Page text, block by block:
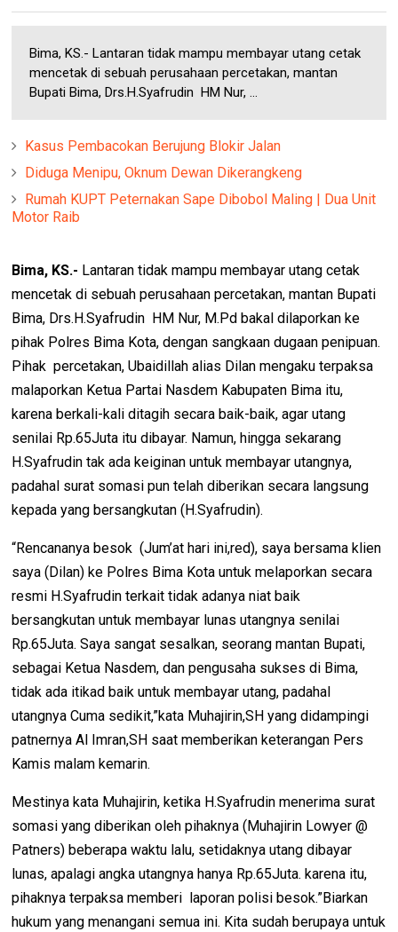
Bima, KS.- Lantaran tidak mampu membayar utang cetak
mencetak di sebuah perusahaan percetakan, mantan
Bupati Bima, Drs.H.Syafrudin HM Nur, ...
Kasus Pembacokan Berujung Blokir Jalan
Diduga Menipu, Oknum Dewan Dikerangkeng
Rumah KUPT Peternakan Sape Dibobol Maling | Dua Unit
Motor Raib
Bima, KS.- Lantaran tidak mampu membayar utang cetak
mencetak di sebuah perusahaan percetakan, mantan Bupati
Bima, Drs.H.Syafrudin HM Nur, M.Pd bakal dilaporkan ke
pihak Polres Bima Kota, dengan sangkaan dugaan penipuan.
Pihak percetakan, Ubaidillah alias Dilan mengaku terpaksa
malaporkan Ketua Partai Nasdem Kabupaten Bima itu,
karena berkali-kali ditagih secara baik-baik, agar utang
senilai Rp.65Juta itu dibayar. Namun, hingga sekarang
H.Syafrudin tak ada keiginan untuk membayar utangnya,
padahal surat somasi pun telah diberikan secara langsung
kepada yang bersangkutan (H.Syafrudin).
“Rencananya besok (Jum’at hari ini,red), saya bersama klien
saya (Dilan) ke Polres Bima Kota untuk melaporkan secara
resmi H.Syafrudin terkait tidak adanya niat baik
bersangkutan untuk membayar lunas utangnya senilai
Rp.65Juta. Saya sangat sesalkan, seorang mantan Bupati,
sebagai Ketua Nasdem, dan pengusaha sukses di Bima,
tidak ada itikad baik untuk membayar utang, padahal
utangnya Cuma sedikit,”kata Muhajirin,SH yang didampingi
patnernya Al Imran,SH saat memberikan keterangan Pers
Kamis malam kemarin.
Mestinya kata Muhajirin, ketika H.Syafrudin menerima surat
somasi yang diberikan oleh pihaknya (Muhajirin Lowyer @
Patners) beberapa waktu lalu, setidaknya utang dibayar
lunas, apalagi angka utangnya hanya Rp.65Juta. karena itu,
pihaknya terpaksa memberi laporan polisi besok.”Biarkan
hukum yang menangani semua ini. Kita sudah berupaya untuk